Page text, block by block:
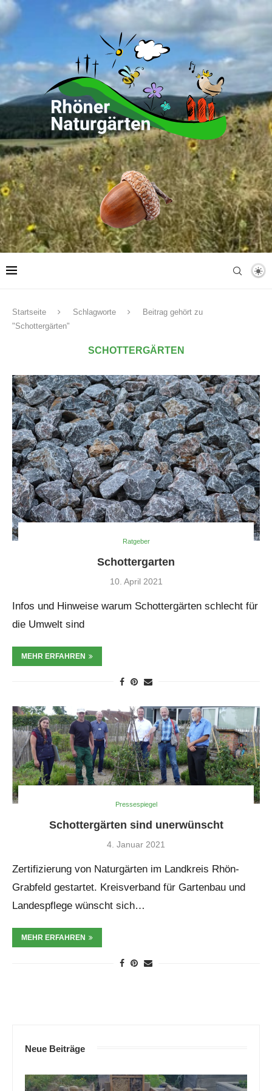
Startseite Schlagworte
Beitrag gehört zu
"Schottergärten"
SCHOTTERGÄRTEN
Ratgeber
Schottergarten
10. April 2021
Infos und Hinweise warum Schottergärten schlecht für
die Umwelt sind
MEHR ERFAHREN
Pressespiegel
Schottergärten sind unerwünscht
4. Januar 2021
Zertifizierung von Naturgärten im Landkreis Rhön-
Grabfeld gestartet. Kreisverband für Gartenbau und
Landespflege wünscht sich…
MEHR ERFAHREN
Neue Beiträge